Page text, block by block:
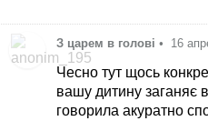
З царем в голові • 16
Чесно тут щось
вашу дитину заганяє
говорила акуратно